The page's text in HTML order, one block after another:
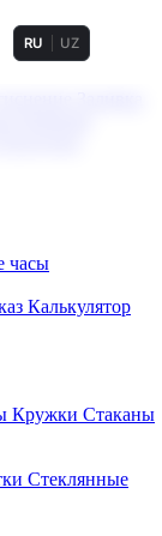
RU UZ
часы
Калькулятор
Кружки Стаканы
Стеклянные